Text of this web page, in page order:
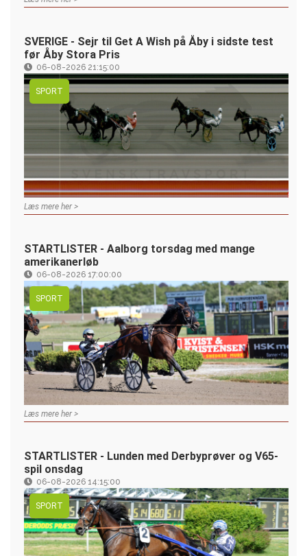
SVERIGE - Sejr til Get A Wish på Åby i sidste test
før Åby Stora Pris
06-08-2026 21:15:00
SPORT
Læs mere her >
STARTLISTER - Aalborg torsdag med mange
amerikanerløb
06-08-2026 17:00:00
SPORT
Læs mere her >
STARTLISTER - Lunden med Derbyprøver og V65-
spil onsdag
06-08-2026 14:15:00
SPORT